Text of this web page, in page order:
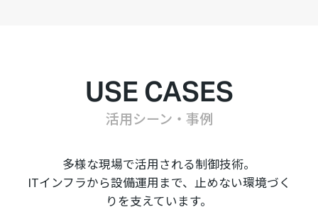
USE CASES
活用シーン・事例
多様な現場で活用される制御技術。
ITインフラから設備運用まで、止めない環境づく
りを支えています。